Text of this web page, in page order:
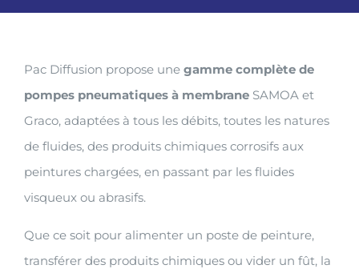
Pac Diffusion propose une gamme complète de
pompes pneumatiques à membrane SAMOA et
Graco, adaptées à tous les débits, toutes les natures
de fluides, des produits chimiques corrosifs aux
peintures chargées, en passant par les fluides
visqueux ou abrasifs.
Que ce soit pour alimenter un poste de peinture,
transférer des produits chimiques ou vider un fût, la